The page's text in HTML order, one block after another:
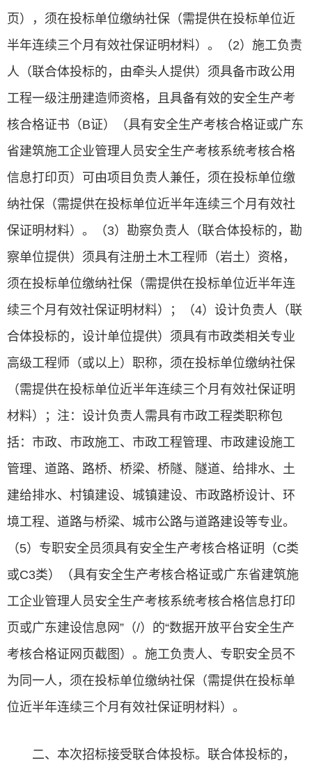
页），须在投标单位缴纳社保（需提供在投标单位近
半年连续三个月有效社保证明材料）。（2）施工负责
人（联合体投标的，由牵头人提供）须具备市政公用
工程一级注册建造师资格，且具备有效的安全生产考
核合格证书（B证）（具有安全生产考核合格证或广东
省建筑施工企业管理人员安全生产考核系统考核合格
信息打印页）可由项目负责人兼任，须在投标单位缴
纳社保（需提供在投标单位近半年连续三个月有效社
保证明材料）。（3）勘察负责人（联合体投标的，勘
察单位提供）须具有注册土木工程师（岩土）资格，
须在投标单位缴纳社保（需提供在投标单位近半年连
续三个月有效社保证明材料）；（4）设计负责人（联
合体投标的，设计单位提供）须具有市政类相关专业
高级工程师（或以上）职称，须在投标单位缴纳社保
（需提供在投标单位近半年连续三个月有效社保证明
材料）；注：设计负责人需具有市政工程类职称包
括：市政、市政施工、市政工程管理、市政建设施工
管理、道路、路桥、桥梁、桥隧、隧道、给排水、土
建给排水、村镇建设、城镇建设、市政路桥设计、环
境工程、道路与桥梁、城市公路与道路建设等专业。
（5）专职安全员须具有安全生产考核合格证明（C类
或C3类）（具有安全生产考核合格证或广东省建筑施
工企业管理人员安全生产考核系统考核合格信息打印
页或广东建设信息网”（/）的“数据开放平台安全生产
考核合格证网页截图）。施工负责人、专职安全员不
为同一人，须在投标单位缴纳社保（需提供在投标单
位近半年连续三个月有效社保证明材料）。
二、本次招标接受联合体投标。联合体投标的，